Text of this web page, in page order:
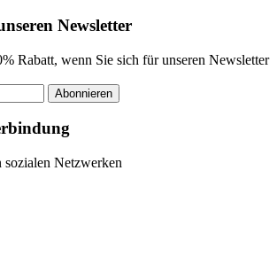
Newsletter
Rabatt, wenn Sie sich für unseren Newsletter
Abonnieren
sozialen Netzwerken